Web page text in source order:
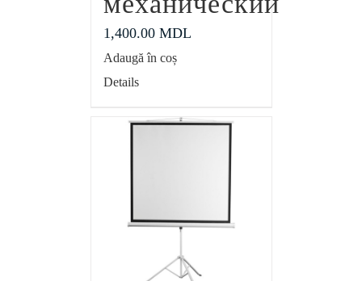
1,400.00 MDL
Adaugă în coș
Details